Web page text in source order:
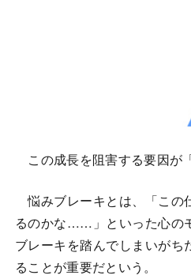
この成長を阻害する要因が
悩みブレーキとは、「こ
るのかな……」といった心の
ブレーキを踏んでしまいが
ることが重要だという。